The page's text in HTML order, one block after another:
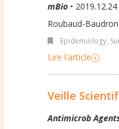
mBio • 2019.12.24
Roubaud-Baudron
Epidemiology,
Lire l'article
Veille
Antimicrob